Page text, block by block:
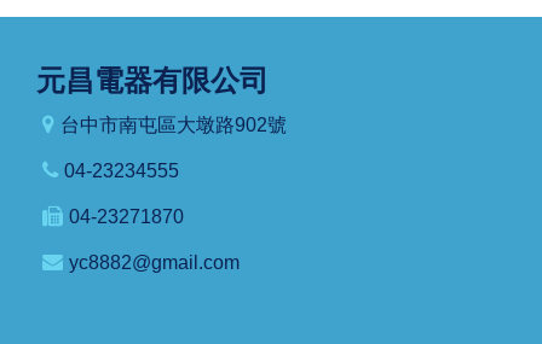
元昌電器有限公司
台中市南屯區大墩路902號
04-23234555
04-23271870
yc8882@gmail.com